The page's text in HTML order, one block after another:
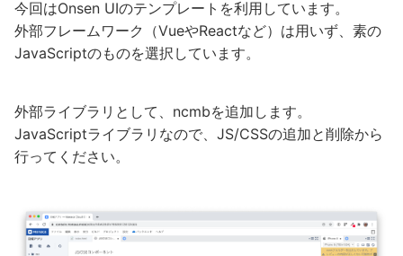
今回はOnsen UIのテンプレートを利用しています。
外部フレームワーク（VueやReactなど）は用いず、素の
JavaScriptのものを選択しています。
外部ライブラリとして、ncmbを追加します。
JavaScriptライブラリなので、JS/CSSの追加と削除から
行ってください。